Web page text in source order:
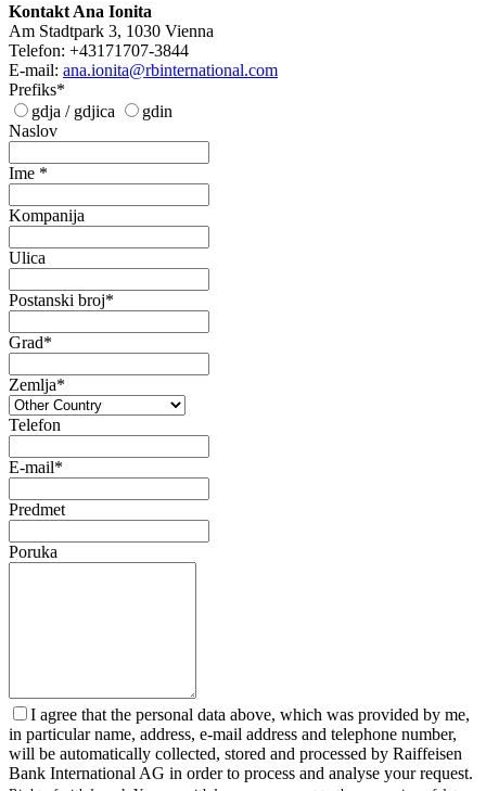
Kontakt Ana Ionita
Am Stadtpark 3, 1030 Vienna
Telefon: +43171707-3844
E-mail: ana.ionita@rbinternational.com
Prefiks*
gdja / gdjica
gdin
Naslov
Ime *
Kompanija
Ulica
Postanski broj*
Grad*
Zemlja*
Telefon
E-mail*
Predmet
Poruka
I agree that the personal data above, which was provided by me,
in particular name, address, e-mail address and telephone number,
will be automatically collected, stored and processed by Raiffeisen
Bank International AG in order to process and analyse your request.